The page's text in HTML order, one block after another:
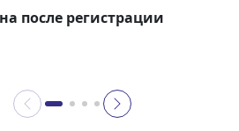
после регистрации